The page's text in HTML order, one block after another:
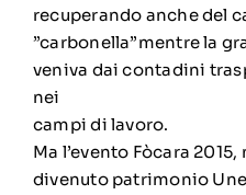
recuperando anche del
”carbonella”mentre la
veniva dai contadini
nei
campi di lavoro.
Ma l’evento Fòcara
divenuto patrimonio